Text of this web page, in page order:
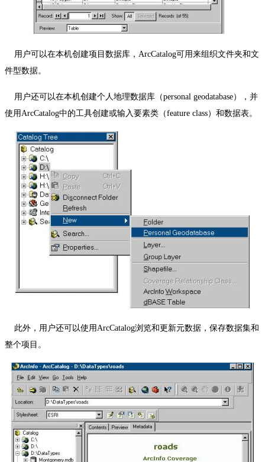
用户可以在本机创建项目数据库， ArcCatalog可用来组织文件夹和文
件型数据。
用户还可以在本机创建个人地理数据库（personal geodatabase），并
使用 ArcCatalog中的工具创建或输入要素类（feature class）和数据表。
此外，用户还可以使用 ArcCatalog浏览和更新元数据，保存数据集和
整个项目。